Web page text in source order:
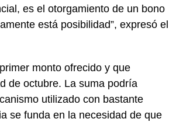
es el otorgamiento de un bono
está posibilidad”, expresó el
monto ofrecido y que
de octubre. La suma podría
utilizado con bastante
se funda en la necesidad de que